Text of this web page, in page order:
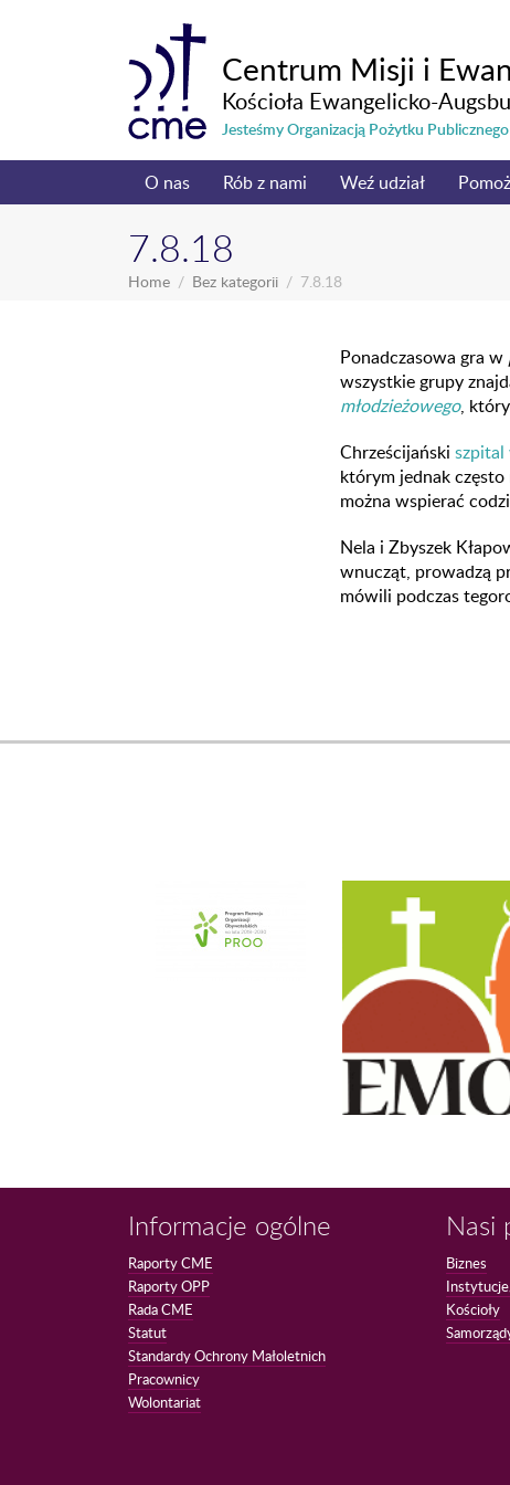
Centrum Misji i
Kościoła Ewangelicko-
Jesteśmy Organizacją Pożytku
O nas Rób z nami Weź udział
7.8.18
Home Bez kategorii 7.8.18
Ponadczasowa gra w
wszystkie grupy
młodzieżowego,
Chrześcijańskiszpital
którym jednak
można wspierać
Nela i Zbyszek
wnucząt, prowadzą
mówili podczas
Informacje ogólne
Raporty CME
Raporty OPP
Rada CME
Statut
Standardy Ochrony Małoletnich
Pracownicy
Wolontariat
Nasi
Biznes
Kościoły